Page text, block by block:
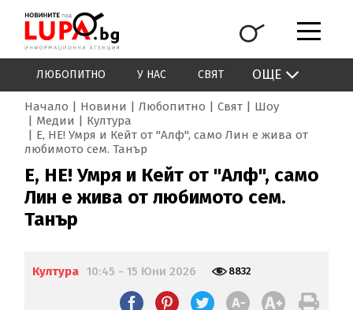
ЛЮБОПИТНО У НАС СВЯТ ОЩЕ
Начало Новини Любопитно Свят
Шоу
Медии
Култура
Е, НЕ! Умря и Кейт от "Алф", само Лин е жива от
любимото сем. Танър
Е, НЕ! Умря и Кейт от "Алф", само
Лин е жива от любимото сем.
Танър
Култура 10:45 - 15 Юни 2026 8832